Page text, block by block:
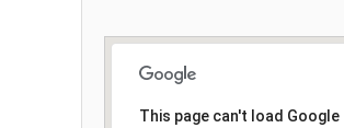
This page can't load Google